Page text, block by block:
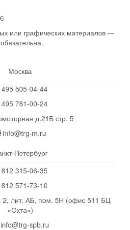
или графических материалов —
Москва
495 505-04-44
495 781-00-24
д.21Б стр. 5
info@trg-m.ru
Петербург
812 315-06-35
812 571-73-10
2, лит. АБ, пом. 5Н (офис 511 БЦ
«Охта»)
spb.ru